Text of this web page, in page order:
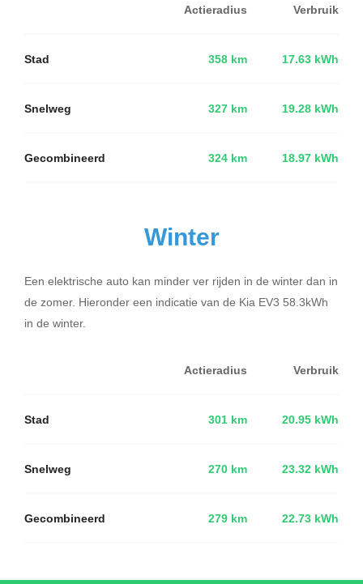
Actieradius Verbruik
Stad 358 km 17.63 kWh
Snelweg 327 km 19.28 kWh
Gecombineerd 324 km 18.97 kWh
Winter
Een elektrische auto kan minder ver rijden in de winter dan in
de zomer. Hieronder een indicatie van de Kia EV3 58.3kWh
in de winter.
Actieradius Verbruik
Stad 301 km 20.95 kWh
Snelweg 270 km 23.32 kWh
Gecombineerd 279 km 22.73 kWh